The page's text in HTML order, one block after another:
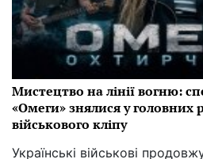
Мистецтво на лінії вогню:
«Омеги» знялися у головних
військового кліпу
Українські військові